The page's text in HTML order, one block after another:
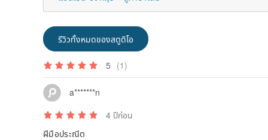
รีวิวทั้งหมดของสตูดิโอ
5 (1)
a*******n
4 ปีก่อน
ฝีมือประณีต